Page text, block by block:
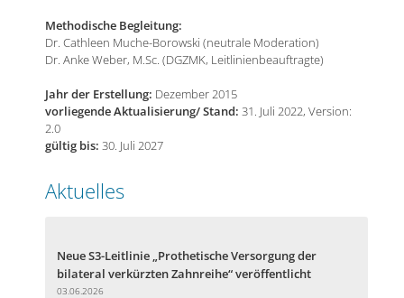
Methodische Begleitung:
Dr. Cathleen Muche-Borowski (neutrale Moderation)
Dr. Anke Weber, M.Sc. (DGZMK, Leitlinienbeauftragte)
Jahr der Erstellung: Dezember 2015
vorliegende Aktualisierung/ Stand: 31. Juli 2022, Version:
2.0
gültig bis: 30. Juli 2027
Aktuelles
Neue S3-Leitlinie „Prothetische Versorgung der
bilateral verkürzten Zahnreihe“ veröffentlicht
03.06.2026